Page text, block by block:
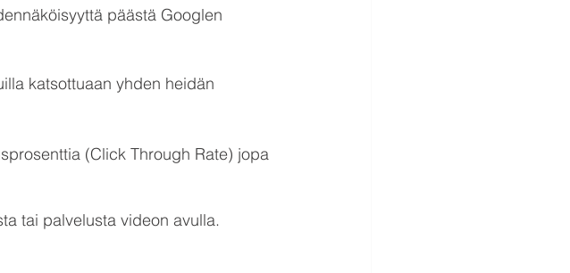
päästä Googlen
katsottuaan yhden heidän
(Click Through Rate) jopa
tai palvelusta videon avulla.